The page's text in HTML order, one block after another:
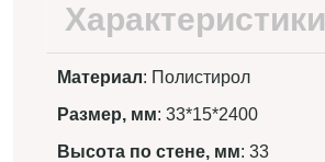
Характеристики
Материал: Полистирол
Размер, мм: 33*15*2400
Высота по стене, мм: 33